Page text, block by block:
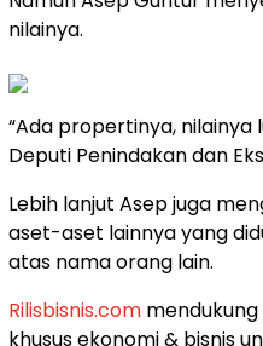
nilainya.
“Ada propertinya, nilainya
Deputi Penindakan dan
Lebih lanjut Asep juga
aset-aset lainnya yang
atas nama orang lain.
Rilisbisnis.com
khusus ekonomi & bisnis